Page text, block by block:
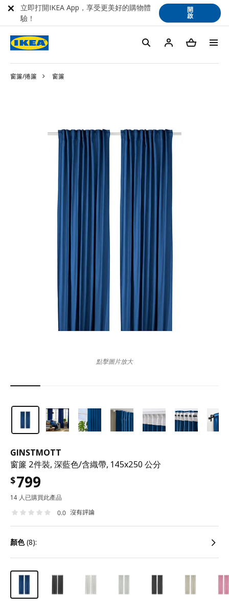
窗簾/捲簾 窗簾
GINSTMOTT
窗簾 2件裝, 深藍色/含織帶, 145x250 公分
$799
14 人已購買此產品
0.0 沒有評論
顏色(8):
點擊圖片放大
立即打開IKEA App，享受更美好的購物體
驗！
開
啟